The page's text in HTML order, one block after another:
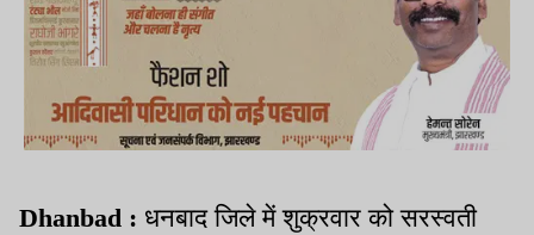
Dhanbad : धनबाद जिले में शुक्रवार को सरस्वती